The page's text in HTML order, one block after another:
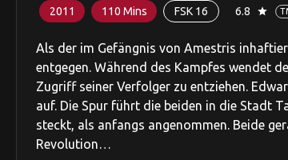
2011 110 Mins FSK 16 6.8 star
Als der im Gefängnis von Amestris
entgegen. Während des Kampfes wendet
Zugriff seiner Verfolger zu entziehen.
auf. Die Spur führt die beiden in die Stadt
steckt, als anfangs angenommen. Beide
Revolution…